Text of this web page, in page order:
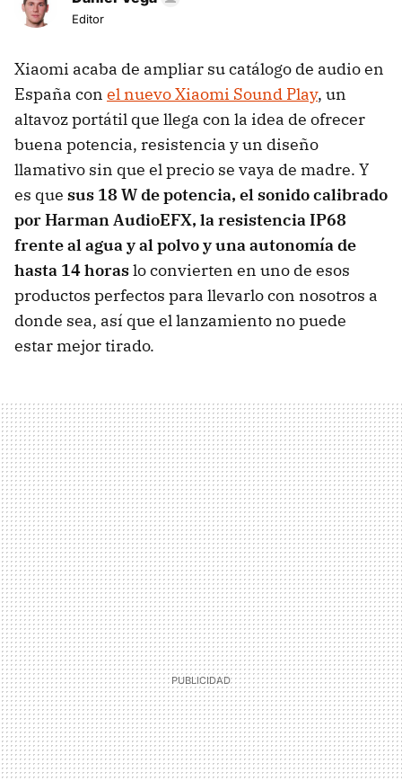
Editor
Xiaomi acaba de ampliar su catálogo de audio en
España con el nuevo Xiaomi Sound Play, un
altavoz portátil que llega con la idea de ofrecer
buena potencia, resistencia y un diseño
llamativo sin que el precio se vaya de madre. Y
es que sus 18 W de potencia, el sonido calibrado
por Harman AudioEFX, la resistencia IP68
frente al agua y al polvo y una autonomía de
hasta 14 horaslo convierten en uno de esos
productos perfectos para llevarlo con nosotros a
donde sea, así que el lanzamiento no puede
estar mejor tirado.